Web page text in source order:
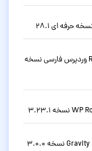
دانلود افزونه سئو حرفه ای رنک مث Rank Math Pro وردپرس فارسی نسخه